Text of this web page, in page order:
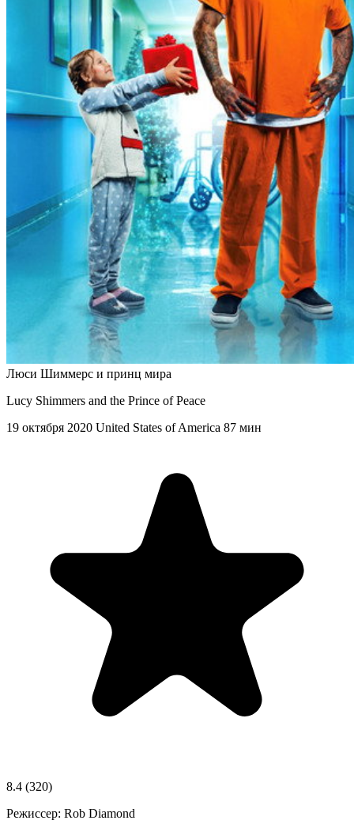
Люси Шиммерс и принц мира
Lucy Shimmers and the Prince of Peace
19 октября 2020 United States of America 87 мин
8.4 (320)
Режиссер: Rob Diamond